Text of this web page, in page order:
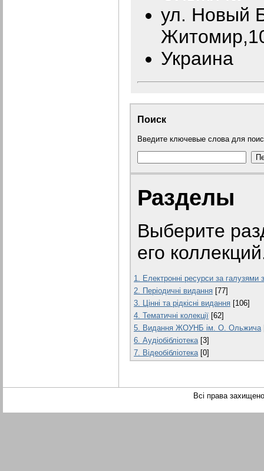
ул. Новый
Украина
Поиск
Введите ключевые слова для
Разделы
Выберите
его
1. Електронні ресурси за галузями
2. Періодичні видання [77]
3. Цінні та рідкісні видання [106]
4. Тематичні колекції [62]
5. Видання ЖОУНБ ім. О. Ольжича
6. Аудіобібліотека [3]
7. Відеобібліотека [0]
Всі права